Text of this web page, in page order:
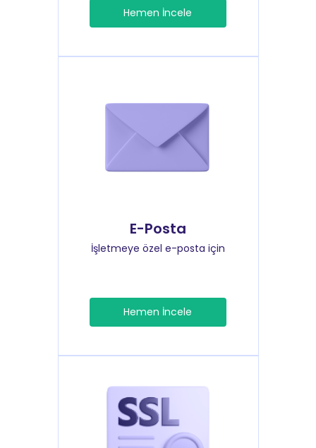
Hemen İncele
E-Posta
İşletmeye özel e-posta için
Hemen İncele